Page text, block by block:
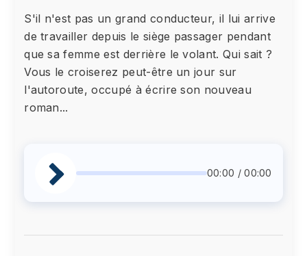
S'il n'est pas un grand conducteur, il lui arrive
de travailler depuis le siège passager pendant
que sa femme est derrière le volant. Qui sait ?
Vous le croiserez peut-être un jour sur
l'autoroute, occupé à écrire son nouveau
roman...
00:00 / 00:00